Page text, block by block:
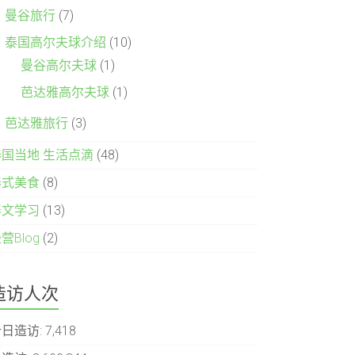
曼谷旅行 (7)
泰国高尔夫球介绍 (10)
曼谷高尔夫球 (1)
芭达雅高尔夫球 (1)
芭达雅旅行 (3)
当地 生活点滴 (48)
美食 (8)
学习 (13)
Blog (2)
访人次
造访:7,418